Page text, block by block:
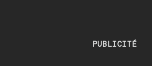
PUBLICITÉ